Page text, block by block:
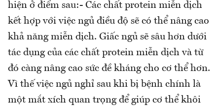
hiện ở điểm sau:- Các chất protein miễn dịch
kết hợp với việc ngủ điều độ sẽ có thể nâng cao
khả năng miễn dịch. Giấc ngủ sẽ sâu hơn dưới
tác dụng của các chất protein miễn dịch và từ
đó càng nâng cao sức đề kháng cho cơ thể hơn.
Vì thế việc ngủ nghỉ sau khi bị bệnh chính là
một mắt xích quan trọng để giúp cơ thể khôi